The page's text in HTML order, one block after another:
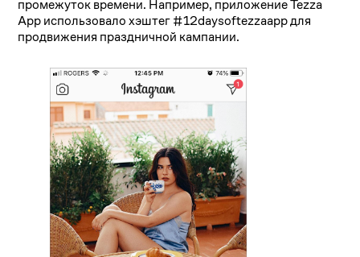
промежуток времени. Например, приложение Tezza
App использовало хэштег #12daysoftezzaapp для
продвижения праздничной кампании.